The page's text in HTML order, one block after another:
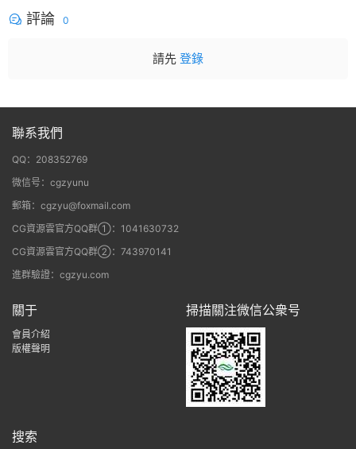
評論 0
請先 登錄
聯系我們
QQ：208352769
微信号：cgzyunu
郵箱：cgzyu@foxmail.com
CG資源雲官方QQ群①：1041630732
CG資源雲官方QQ群②：743970141
進群驗證：cgzyu.com
關于
會員介紹
版權聲明
掃描關注微信公衆号
搜索